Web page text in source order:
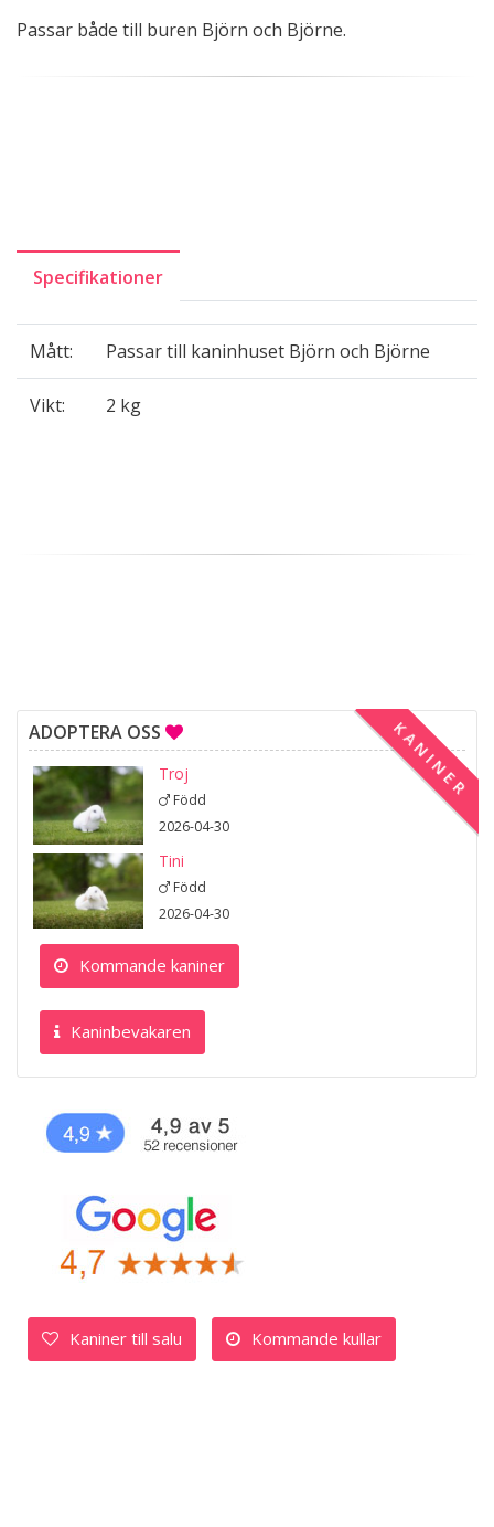
Passar både till buren Björn och Björne.
Specifikationer
Mått: Passar till kaninhuset Björn och Björne
Vikt: 2 kg
KANINER
ADOPTERA OSS
Troj
Född
2026-04-30
Tini
Född
2026-04-30
Kommande kaniner
Kaninbevakaren
Kaniner till salu Kommande kullar